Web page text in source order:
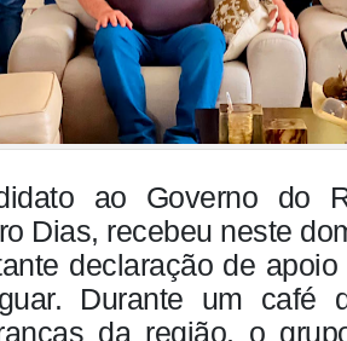
ao Governo do
Dias, recebeu neste
declaração de
Durante um café
da região, o